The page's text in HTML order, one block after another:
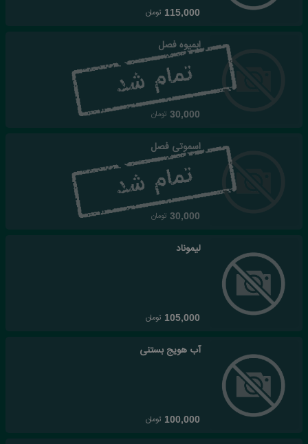
115,000 تومان
ابمیوه فصل
30,000 تومان
اسموتی فصل
30,000 تومان
لیموناد
105,000 تومان
آب هویج بستنی
100,000 تومان